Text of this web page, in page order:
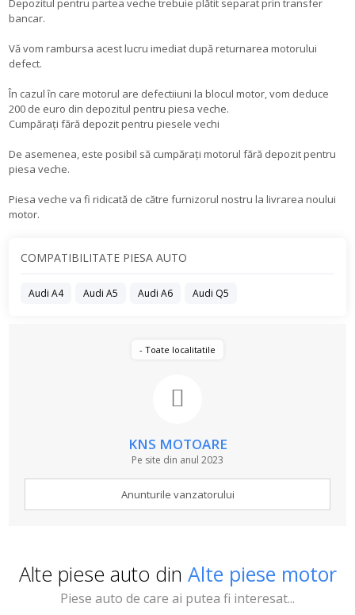
Depozitul pentru partea veche trebuie plătit separat prin transfer
bancar.
Vă vom rambursa acest lucru imediat după returnarea motorului
defect.
În cazul în care motorul are defectiiuni la blocul motor, vom deduce
200 de euro din depozitul pentru piesa veche.
Cumpărați fără depozit pentru piesele vechi
De asemenea, este posibil să cumpărați motorul fără depozit pentru
piesa veche.
Piesa veche va fi ridicată de către furnizorul nostru la livrarea noului
motor.
COMPATIBILITATE PIESA AUTO
Audi A4 Audi A5 Audi A6 Audi Q5
- Toate localitatile
KNS MOTOARE
Pe site din anul 2023
Anunturile vanzatorului
Alte piese auto din Alte piese motor
Piese auto de care ai putea fi interesat...